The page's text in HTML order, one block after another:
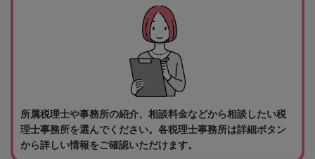
所属税理士や事務所の紹介、相談料金などから相談したい税
理士事務所を選んでください。各税理士事務所は詳細ボタン
から詳しい情報をご確認いただけます。